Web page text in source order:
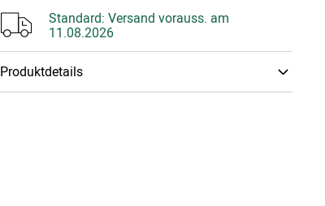
2447 Stück
2855 Stück à 0,03 €
3263 Stück à 0,03 €
Standard: Versand vorauss. am
11.08.2026
Produktdetails